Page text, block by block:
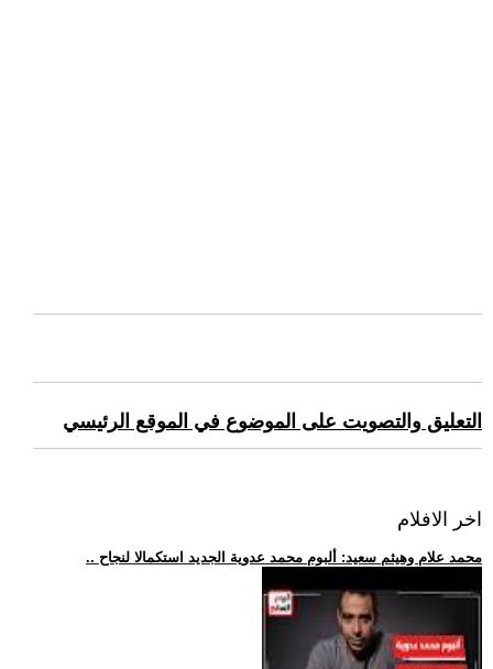
التعليق والتصويت على الموضوع في الموقع الرئيسي
اخر الافلام
.. محمد علام وهيثم سعيد: ألبوم محمد عدوية الجديد استكمالا لنجاح